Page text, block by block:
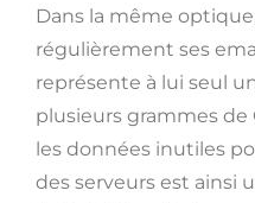
Dans la même
régulièrement ses
représente à lui seul
plusieurs grammes de
les données inutiles
des serveurs est ainsi